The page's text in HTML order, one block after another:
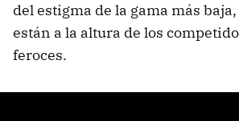
del estigma de la gama más
están a la altura de los
feroces.